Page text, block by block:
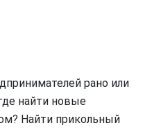
рано или
найти новые
Найти прикольный